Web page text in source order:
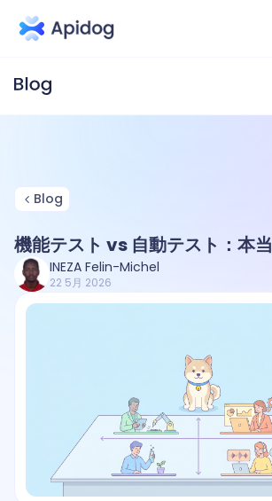
Blog
機能テスト vs 自動テスト：本
INEZA Felin-Michel
22 5月 2026